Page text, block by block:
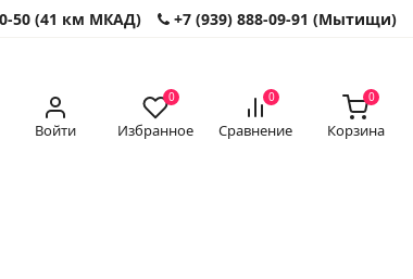
50 (41 км МКАД) +7 (939) 888-09-91 (Мытищи)
Войти
0
Избранное
0
Сравнение
0
Корзина